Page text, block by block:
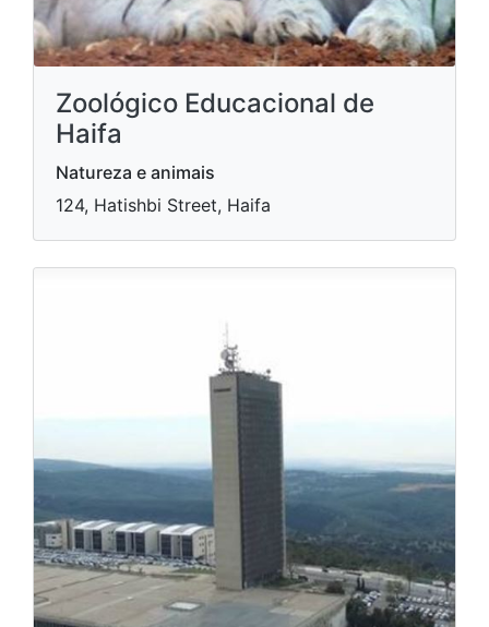
Zoológico Educacional de
Haifa
Natureza e animais
124, Hatishbi Street, Haifa